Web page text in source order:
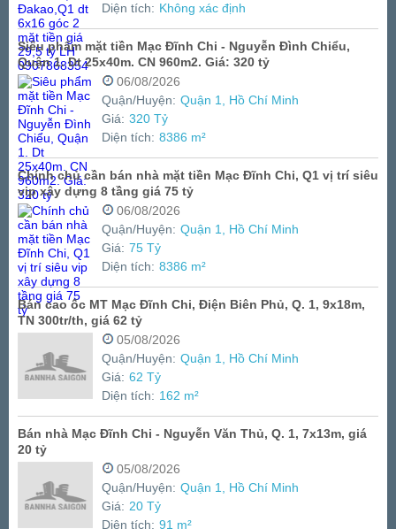
Diện tích: Không xác định
Siêu phẩm mặt tiền Mạc Đĩnh Chi - Nguyễn Đình Chiểu,
Quận 1. Dt 25x40m. CN 960m2. Giá: 320 tỷ
06/08/2026
Quận/Huyện: Quận 1, Hồ Chí Minh
Giá: 320 Tỷ
Diện tích: 8386 m²
Chính chủ cần bán nhà mặt tiền Mạc Đĩnh Chi, Q1 vị trí siêu
vip xây dựng 8 tầng giá 75 tỷ
06/08/2026
Quận/Huyện: Quận 1, Hồ Chí Minh
Giá: 75 Tỷ
Diện tích: 8386 m²
Bán cao ốc MT Mạc Đĩnh Chi, Điện Biên Phủ, Q. 1, 9x18m,
TN 300tr/th, giá 62 tỷ
05/08/2026
Quận/Huyện: Quận 1, Hồ Chí Minh
Giá: 62 Tỷ
Diện tích: 162 m²
Bán nhà Mạc Đĩnh Chi - Nguyễn Văn Thủ, Q. 1, 7x13m, giá
20 tỷ
05/08/2026
Quận/Huyện: Quận 1, Hồ Chí Minh
Giá: 20 Tỷ
Diện tích: 91 m²